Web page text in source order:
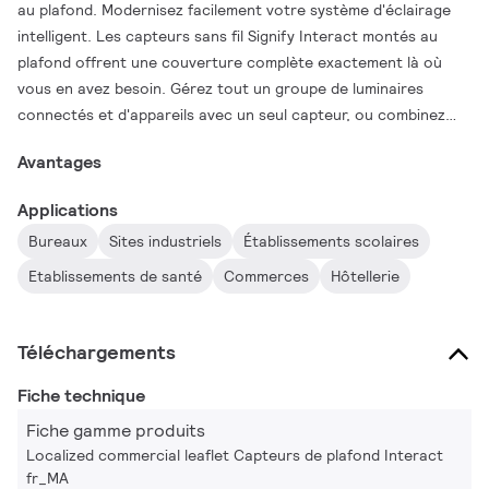
au plafond. Modernisez facilement votre système d'éclairage
intelligent. Les capteurs sans fil Signify Interact montés au
plafond offrent une couverture complète exactement là où
vous en avez besoin. Gérez tout un groupe de luminaires
connectés et d'appareils avec un seul capteur, ou combinez
l’application Interact, le zonage et le rezonage sont simples et
résultat ? Des économies d'énergie exceptionnelles et une
adaptabilité inégalée à tous les espaces.
Avantages
Applications
Bureaux Sites industriels
Établissements scolaires
Etablissements de santé
Commerces Hôtellerie
Téléchargements
Fiche technique
Fiche gamme produits
Localized commercial leaflet Capteurs de plafond Interact
fr_MA